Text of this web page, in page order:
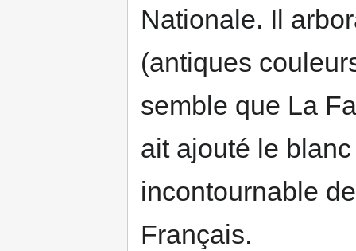
Nationale. Il
(antiques
semble que La
ait ajouté le
incontournable
Français.